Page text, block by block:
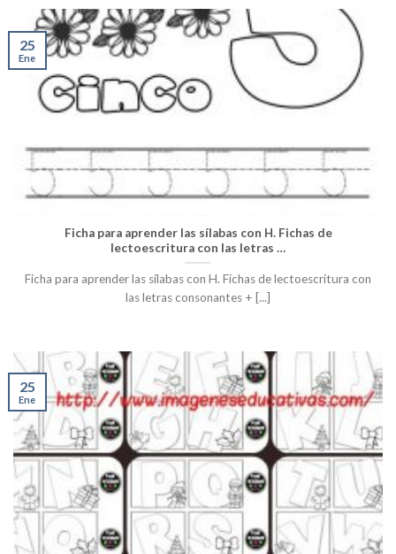
Ficha para aprender las sílabas con H. Fichas de
lectoescritura con las letras …
Ficha para aprender las sílabas con H. Fichas de lectoescritura con
las letras consonantes + [...]
25
Ene
25
Ene